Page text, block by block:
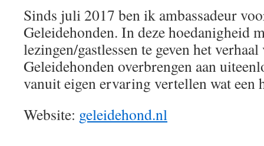
Sinds juli 2017 ben ik ambassadeur
Geleidehonden. In deze hoedanigheid
lezingen/gastlessen te geven het
Geleidehonden overbrengen aan
vanuit eigen ervaring vertellen wat een
Website: geleidehond.nl